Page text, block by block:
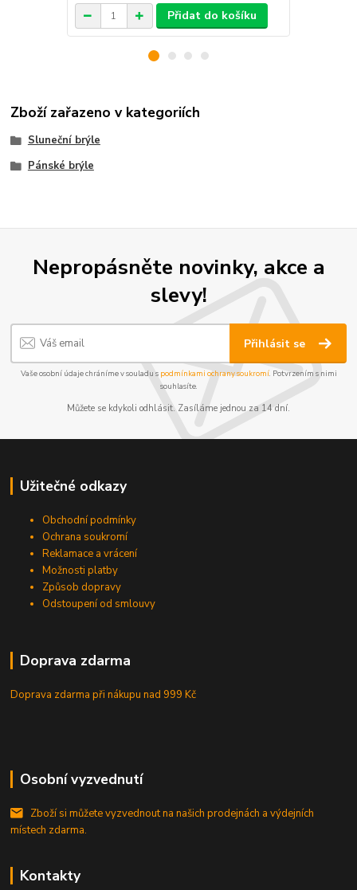
Přidat do košíku
Zboží zařazeno v kategoriích
Sluneční brýle
Pánské brýle
Nepropásněte novinky, akce a
slevy!
Přihlásit se
Vaše osobní údaje chráníme v souladu s podmínkami ochrany soukromí. Potvrzením s nimi
souhlasíte.
Můžete se kdykoli odhlásit. Zasíláme jednou za 14 dní.
Užitečné odkazy
Obchodní podmínky
Ochrana soukromí
Reklamace a vrácení
Možnosti platby
Způsob dopravy
Odstoupení od smlouvy
Doprava zdarma
Doprava zdarma při nákupunad 999 Kč
Osobní vyzvednutí
Zboží si můžete vyzvednout na našich prodejnách a výdejních
místech zdarma.
Kontakty